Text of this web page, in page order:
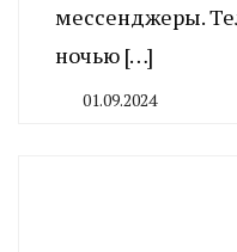
мессенджеры.
ночью […]
01.09.2024